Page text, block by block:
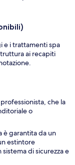
e i trattamenti spa
ai recapiti
che la
o
è garantita da un
estintore
di sicurezza e